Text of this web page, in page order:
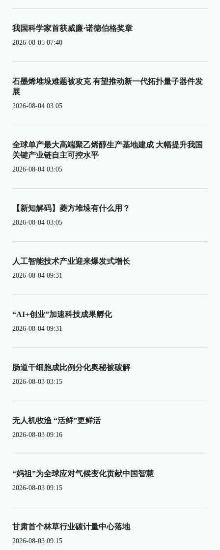
我国科学家首获威廉·诺德伯格奖章
2026-08-05 07:40
石墨烯堆垛难题被攻克 有望推动新一代拓扑量子器件发
展
2026-08-04 03:05
全球单产最大高端聚乙烯醇生产基地建成 大幅提升我国
关键产业链自主可控水平
2026-08-04 03:05
【新知解码】菱方堆垛有什么用？
2026-08-04 03:05
人工智能技术产业迎来爆发式增长
2026-08-04 09:31
“AI+创业”加速科技成果孵化
2026-08-04 09:31
肠道干细胞成比例分化奥秘被破解
2026-08-03 03:15
无人机牧渔 “活鲜”更鲜活
2026-08-03 09:16
“妈祖”为全球应对气候变化贡献中国智慧
2026-08-03 09:15
甘肃首个林草行业碳计量中心落地
2026-08-03 09:15